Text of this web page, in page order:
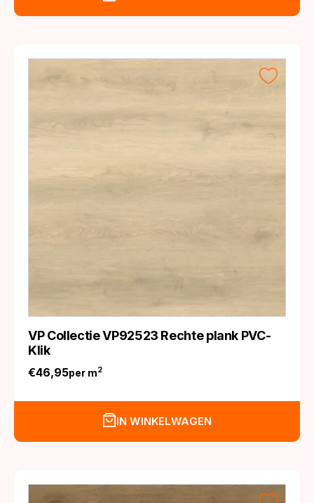
VP Collectie VP92523 Rechte plank PVC-
Klik
€46,95per m2
IN WINKELWAGEN